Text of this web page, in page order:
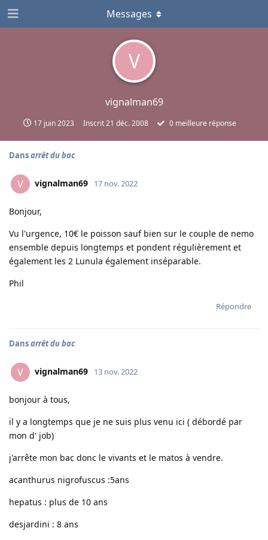
V
vignalman69
17 juin 2023 Inscrit21 déc. 2008 0meilleure réponse
Messages
Dansarrêt du bac
V vignalman69 17 nov. 2022
Bonjour,
Vu l'urgence, 10€ le poisson sauf bien sur le couple de nemo
ensemble depuis longtemps et pondent régulièrement et
également les 2 Lunula également inséparable.
Phil
Répondre
Dansarrêt du bac
V vignalman69 13 nov. 2022
bonjour à tous,
il y a longtemps que je ne suis plus venu ici ( débordé par
mon d' job)
j'arrête mon bac donc le vivants et le matos à vendre.
acanthurus nigrofuscus :5ans
hepatus : plus de 10 ans
desjardini : 8 ans